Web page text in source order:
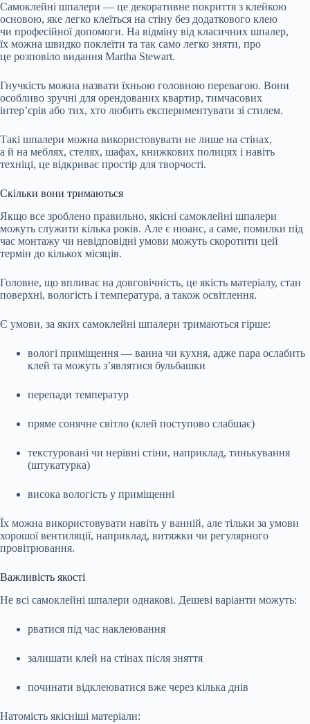
Самоклейні шпалери — це декоративне покриття з клейкою
основою, яке легко клеїться на стіну без додаткового клею
чи професійної допомоги. На відміну від класичних шпалер,
їх можна швидко поклеїти та так само легко зняти, про
це розповіло видання Martha Stewart.
Гнучкість можна назвати їхньою головною перевагою. Вони
особливо зручні для орендованих квартир, тимчасових
інтер’єрів або тих, хто любить експериментувати зі стилем.
Такі шпалери можна використовувати не лише на стінах,
а й на меблях, стелях, шафах, книжкових полицях і навіть
техніці, це відкриває простір для творчості.
Скільки вони тримаються
Якщо все зроблено правильно, якісні самоклейні шпалери
можуть служити кілька років. Але є нюанс, а саме, помилки під
час монтажу чи невідповідні умови можуть скоротити цей
термін до кількох місяців.
Головне, що впливає на довговічність, це якість матеріалу, стан
поверхні, вологість і температура, а також освітлення.
Є умови, за яких самоклейні шпалери тримаються гірше:
вологі приміщення — ванна чи кухня, адже пара ослабить
клей та можуть з’являтися бульбашки
перепади температур
пряме сонячне світло (клей поступово слабшає)
текстуровані чи нерівні стіни, наприклад, тинькування
(штукатурка)
висока вологість у приміщенні
Їх можна використовувати навіть у ванній, але тільки за умови
хорошої вентиляції, наприклад, витяжки чи регулярного
провітрювання.
Важливість якості
Не всі самоклейні шпалери однакові. Дешеві варіанти можуть:
рватися під час наклеювання
залишати клей на стінах після зняття
починати відклеюватися вже через кілька днів
Натомість якісніші матеріали: